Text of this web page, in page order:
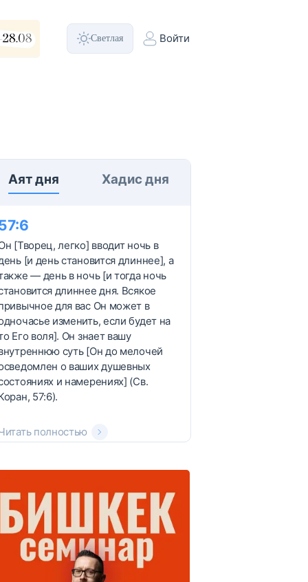
Светлая Войти
Аят дня Хадис дня
:6
[Творец, легко] вводит ночь в
[и день становится длиннее], а
— день в ночь [и тогда ночь
длиннее дня. Всякое
для вас Он может в
изменить, если будет на
Его воля]. Он знает вашу
суть [Он до мелочей
о ваших душевных
и намерениях] (Св.
57:6).
полностью